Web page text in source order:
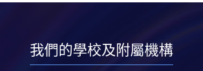
我們的學校及附屬機構